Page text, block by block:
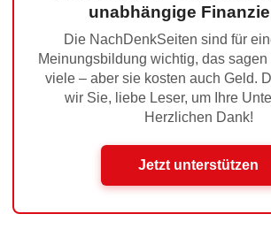
unabhängige
Die NachDenkSeiten sind für
Meinungsbildung wichtig, das sagen
viele – aber sie kosten auch Geld.
wir Sie, liebe Leser, um Ihre
Herzlichen Dank!
Jetzt unterstützen